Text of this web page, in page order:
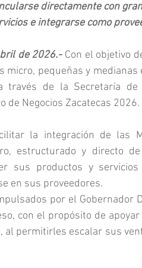
directamente con
e integrarse como
de 2026.- Con el objetivo
micro, pequeñas y
través de la Secretaría de
de Negocios Zacatecas 2026.
la integración de las
estructurado y directo
sus productos y
en sus proveedores.
por el Gobernador
con el propósito de
al permitirles escalar sus